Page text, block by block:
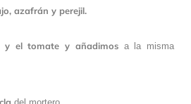
azafrán y perejil.
y el tomate y añadimosa la misma